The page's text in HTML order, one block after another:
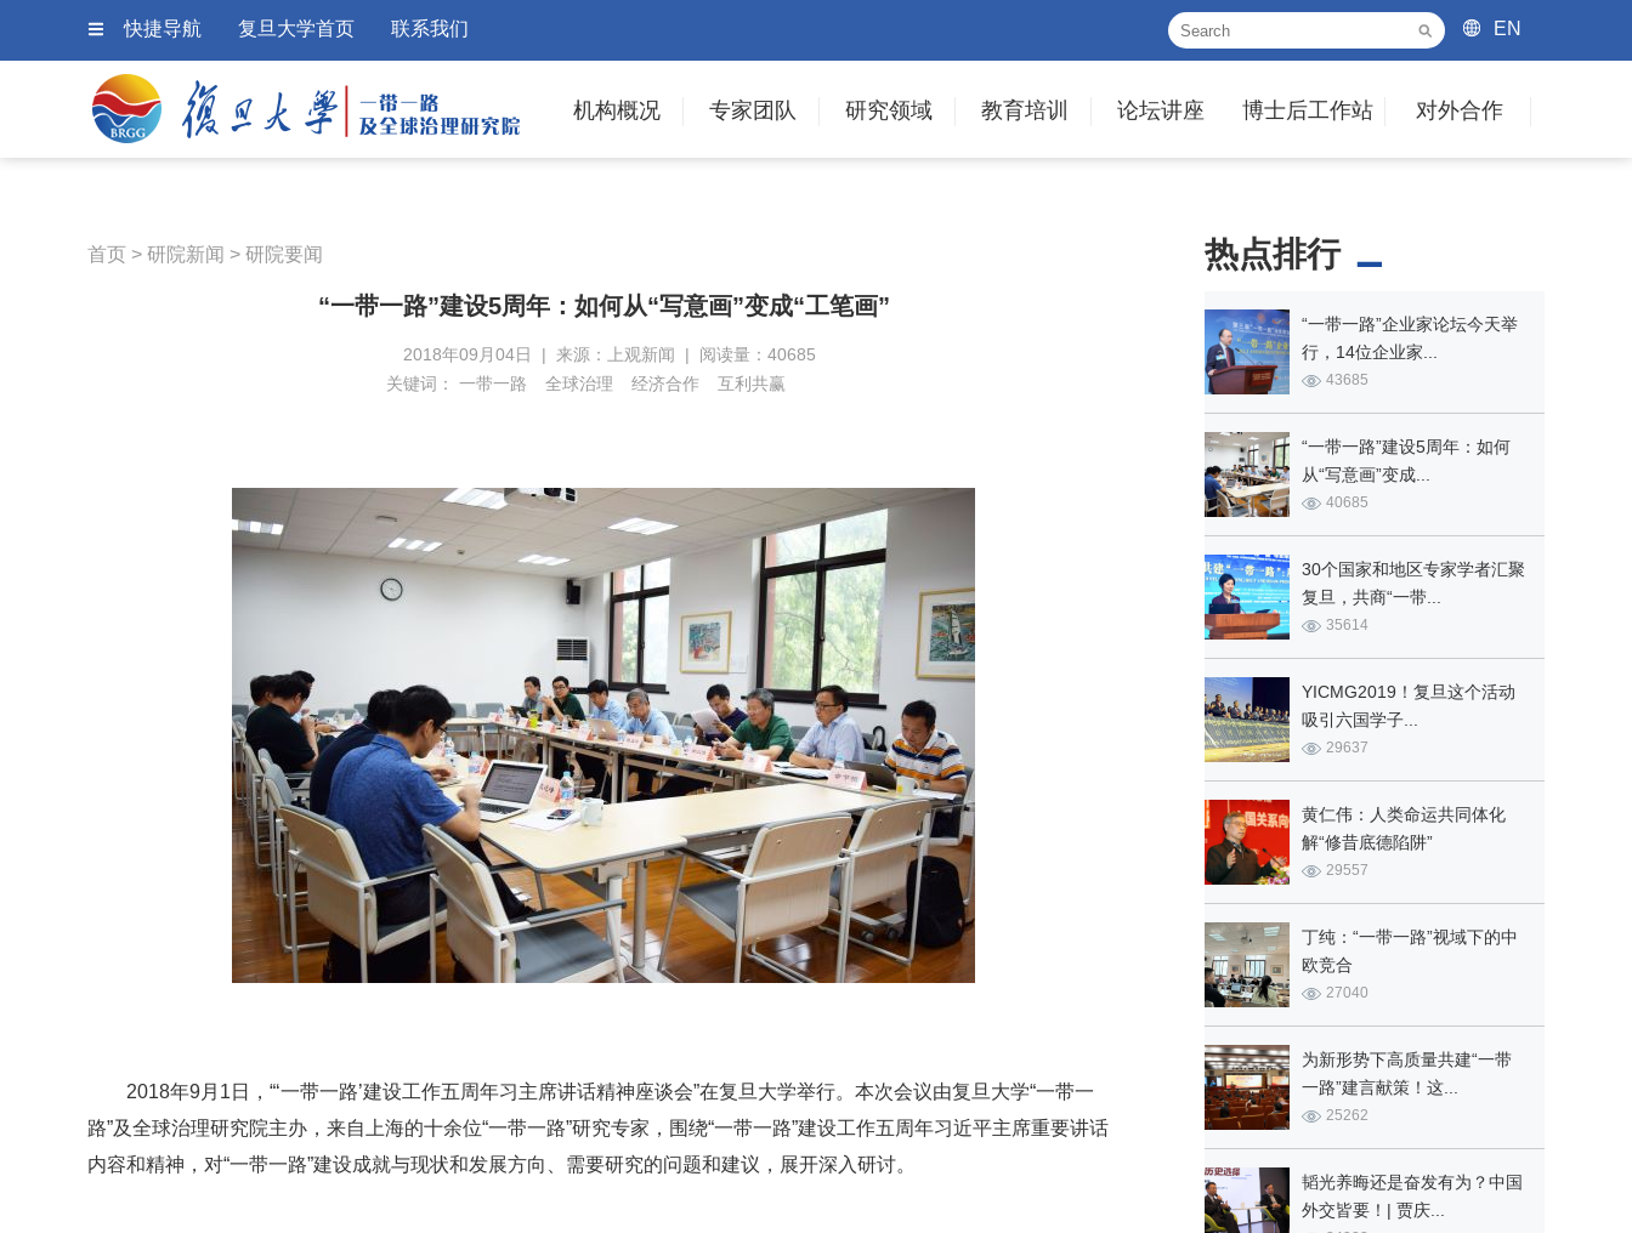
快捷导航 复旦大学首页 联系我们 EN
机构概况 专家团队 研究领域 教育培训 论坛讲座 博士后工作站 对外合作
首页 > 研院新闻 > 研院要闻
“一带一路”建设5周年：如何从“写意画”变成“工笔画”
2018年09月04日 | 来源：上观新闻 | 阅读量：40685
关键词： 一带一路 全球治理 经济合作 互利共赢
2018年9月1日，“‘一带一路’建设工作五周年习主席讲话精神座谈会”在复旦大学举行。本次会议由复旦大学“一带一
路”及全球治理研究院主办，来自上海的十余位“一带一路”研究专家，围绕“一带一路”建设工作五周年习近平主席重要讲话
内容和精神，对“一带一路”建设成就与现状和发展方向、需要研究的问题和建议，展开深入研讨。
热点排行
“一带一路”企业家论坛今天举
行，14位企业家...
43685
“一带一路”建设5周年：如何
从“写意画”变成...
40685
30个国家和地区专家学者汇聚
复旦，共商“一带...
35614
YICMG2019！复旦这个活动
吸引六国学子...
29637
黄仁伟：人类命运共同体化
解“修昔底德陷阱”
29557
丁纯：“一带一路”视域下的中
欧竞合
27040
为新形势下高质量共建“一带
一路”建言献策！这...
25262
韬光养晦还是奋发有为？中国
外交皆要！| 贾庆...